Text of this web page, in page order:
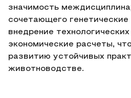
значимость
сочетающего генетические
внедрение
экономические расчеты,
развитию устойчивых
животноводстве.